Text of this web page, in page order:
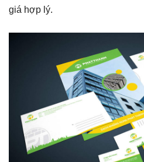
giá hợp lý.